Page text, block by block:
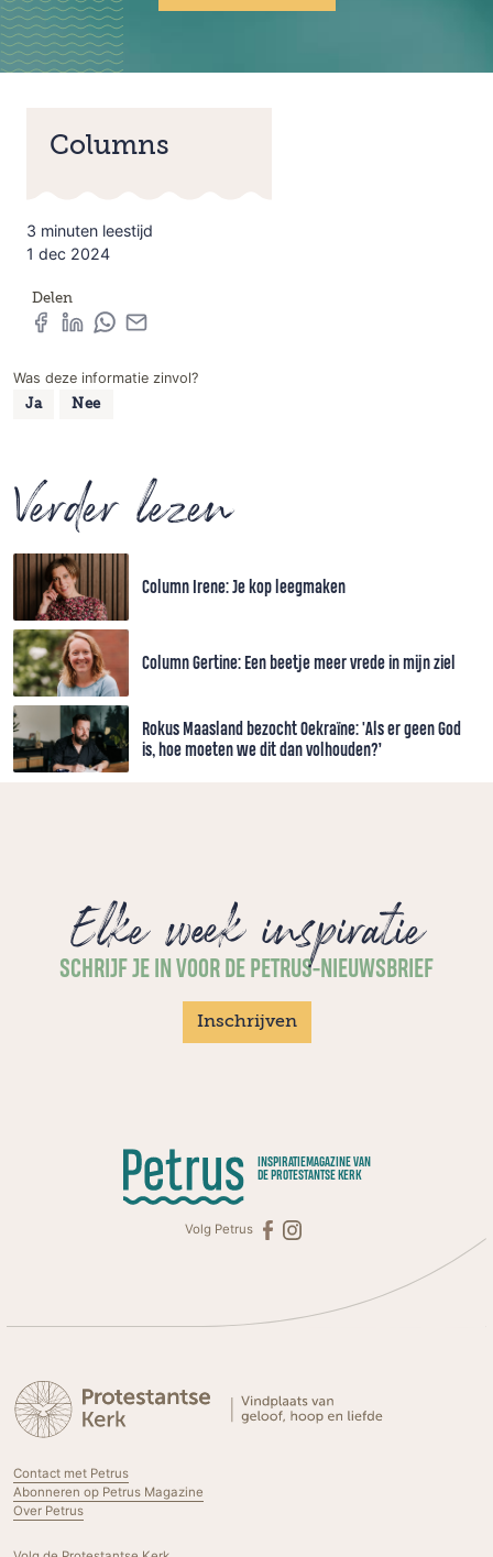
Columns
3 minuten leestijd
1 dec 2024
Delen
Was deze informatie zinvol?
Ja Nee
Verder lezen
Column Irene: Je kop leegmaken
Column Gertine: Een beetje meer vrede in mijn ziel
Rokus Maasland bezocht Oekraïne: 'Als er geen God
is, hoe moeten we dit dan volhouden?’
Elke week inspiratie
SCHRIJF JE IN VOOR DE PETRUS-NIEUWSBRIEF
Inschrijven
INSPIRATIEMAGAZINE VAN
DE PROTESTANTSE KERK
Volg Petrus
Contact met Petrus
Abonneren op Petrus Magazine
Over Petrus